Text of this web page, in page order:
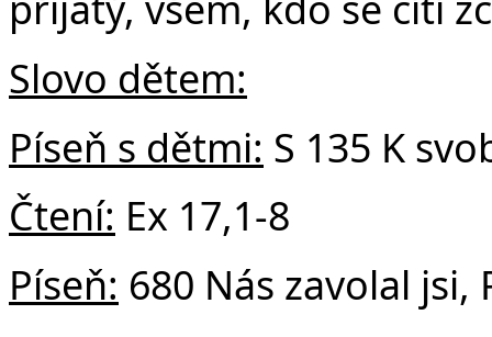
Slovo dětem:
Píseň s dětmi: S 135 K
Čtení: Ex 17,1-8
Píseň: 680 Nás zavolal jsi,